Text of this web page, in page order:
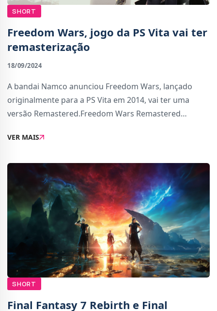
SHORT
Freedom Wars, jogo da PS Vita vai ter
remasterização
18/09/2024
A bandai Namco anunciou Freedom Wars, lançado
originalmente para a PS Vita em 2014, vai ter uma
versão Remastered.Freedom Wars Remastered
novas plataforma, com resolução melhorada (4K),
VER MAIS
SHORT
Final Fantasy 7 Rebirth e Final